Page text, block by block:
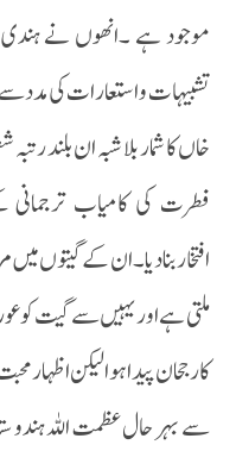
موجود ہے ۔انھوں نے ہندی
تشبیہات و استعارات کی مدد
خاں کا شمار بلا شبہ ان بلند
فطرت کی کامیاب
افتخاربنادیا۔ان کے گیتوں
ملتی ہے اور یہیں سے گیت
کارجحان پیدا ہوالیکن
سے بہر حال عظمت اللہ ہندو